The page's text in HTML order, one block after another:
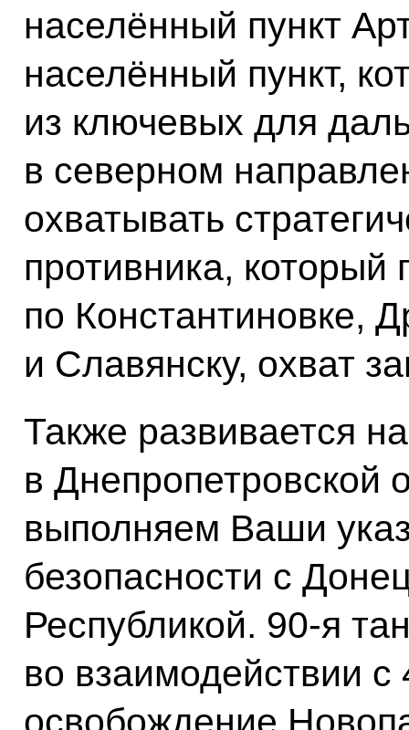
населённый пункт
населённый пункт,
из ключевых для
в северном
охватывать
противника, который
по Константиновке,
и Славянску, охват
Также развивается
в Днепропетровской
выполняем Ваши
безопасности с
Республикой. 90-я
во взаимодействии
освобождение